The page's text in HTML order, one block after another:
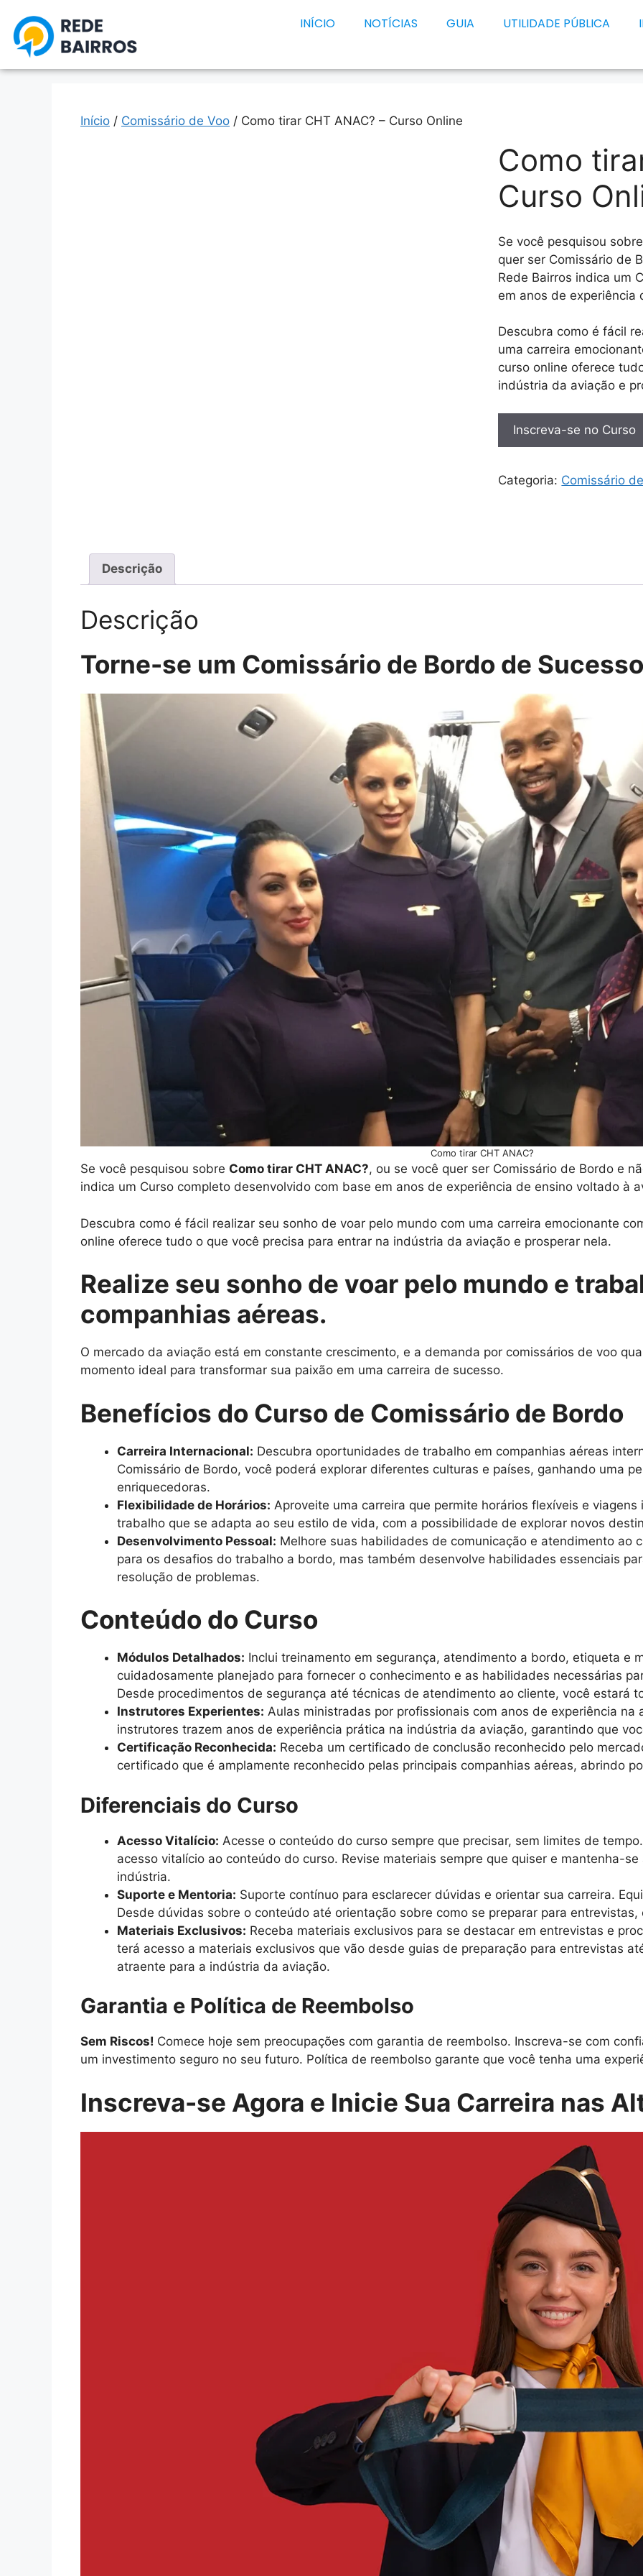
INÍCIO NOTÍCIAS GUIA UTILIDADE PÚBLICA
Início / Comissário de Voo / Como tirar CHT ANAC? – Curso Online
Como
Curso
Se você pesquisou
quer ser Comissário de
Rede Bairros indica um
em anos de experiência
Descubra como é fácil
uma carreira
curso online oferece
indústria da aviação e
Inscreva-se no Curso
Categoria: Comissário
Descrição
Descrição
Torne-se um Comissário de Bordo de
Como tirar CHT ANAC?
Se você pesquisou sobre Como tirar CHT ANAC?, ou se você quer ser Comissário de Bordo e
indica um Curso completo desenvolvido com base em anos de experiência de ensino voltado à
Descubra como é fácil realizar seu sonho de voar pelo mundo com uma carreira emocionante
online oferece tudo o que você precisa para entrar na indústria da aviação e prosperar nela.
Realize seu sonho de voar pelo mundo e
companhias aéreas.
O mercado da aviação está em constante crescimento, e a demanda por comissários de voo
momento ideal para transformar sua paixão em uma carreira de sucesso.
Benefícios do Curso de Comissário de Bordo
Carreira Internacional: Descubra oportunidades de trabalho em companhias aéreas
Comissário de Bordo, você poderá explorar diferentes culturas e países, ganhando uma
enriquecedoras.
Flexibilidade de Horários: Aproveite uma carreira que permite horários flexíveis e
trabalho que se adapta ao seu estilo de vida, com a possibilidade de explorar novos
Desenvolvimento Pessoal: Melhore suas habilidades de comunicação e atendimento ao
para os desafios do trabalho a bordo, mas também desenvolve habilidades essenciais
resolução de problemas.
Conteúdo do Curso
Módulos Detalhados: Inclui treinamento em segurança, atendimento a bordo, etiqueta e
cuidadosamente planejado para fornecer o conhecimento e as habilidades necessárias
Desde procedimentos de segurança até técnicas de atendimento ao cliente, você estará
Instrutores Experientes: Aulas ministradas por profissionais com anos de experiência na
instrutores trazem anos de experiência prática na indústria da aviação, garantindo que
Certificação Reconhecida: Receba um certificado de conclusão reconhecido pelo
certificado que é amplamente reconhecido pelas principais companhias aéreas, abrindo
Diferenciais do Curso
Acesso Vitalício: Acesse o conteúdo do curso sempre que precisar, sem limites de
acesso vitalício ao conteúdo do curso. Revise materiais sempre que quiser e mantenha-
indústria.
Suporte e Mentoria: Suporte contínuo para esclarecer dúvidas e orientar sua carreira.
Desde dúvidas sobre o conteúdo até orientação sobre como se preparar para
Materiais Exclusivos: Receba materiais exclusivos para se destacar em entrevistas e
terá acesso a materiais exclusivos que vão desde guias de preparação para entrevistas
atraente para a indústria da aviação.
Garantia e Política de Reembolso
Sem Riscos! Comece hoje sem preocupações com garantia de reembolso. Inscreva-se com
um investimento seguro no seu futuro. Política de reembolso garante que você tenha uma
Inscreva-se Agora e Inicie Sua Carreira nas